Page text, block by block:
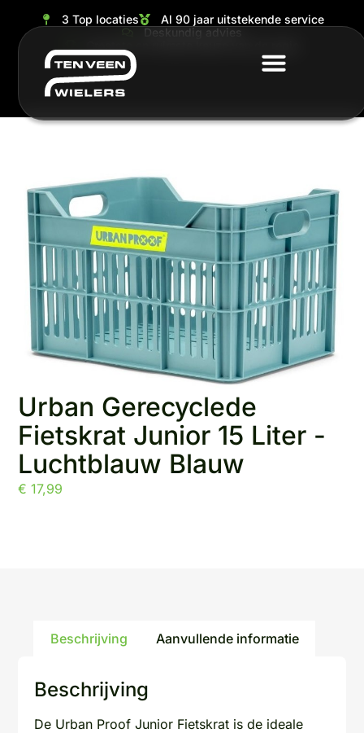
3 Top locaties
Al 90 jaar uitstekende service
Deskundig advies
Urban Gerecyclede
Fietskrat Junior 15 Liter -
Luchtblauw Blauw
€ 17,99
Beschrijving Aanvullende informatie
Beschrijving
De Urban Proof Junior Fietskrat is de ideale